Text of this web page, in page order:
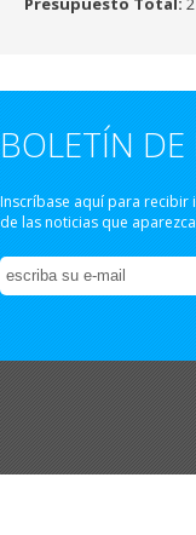
BOLETÍN
Inscríbase aquí para recibir
de las noticias que